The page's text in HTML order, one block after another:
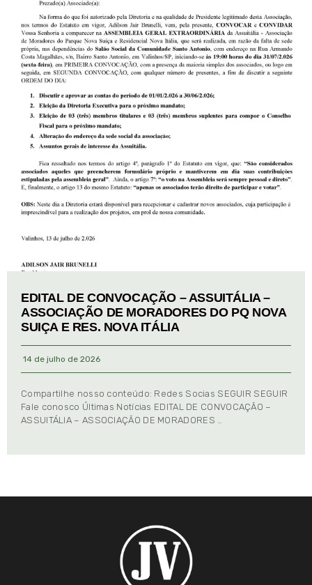
EDITAL DE CONVOCAÇÃO – ASSUITÁLIA –
ASSOCIAÇÃO DE MORADORES DO PQ NOVA
SUIÇA E RES. NOVA ITÁLIA
14 de julho de 2026
Compartilhe nosso conteúdo: Redes Socias SEGUIR SEGUIR
Fale conosco Últimas Notícias EDITAL DE CONVOCAÇÃO –
ASSUITÁLIA – ASSOCIAÇÃO DE MORADORES …